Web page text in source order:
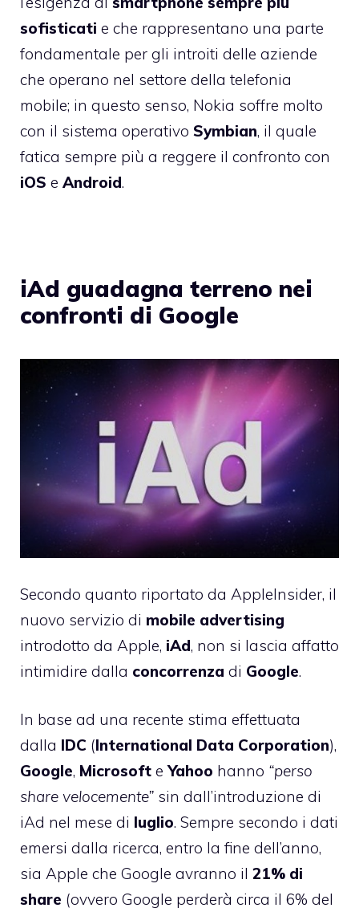
sofisticati e che rappresentano una parte
fondamentale per gli introiti delle aziende
che operano nel settore della telefonia
mobile; in questo senso, Nokia soffre molto
con il sistema operativo Symbian, il quale
fatica sempre più a reggere il confronto con
iOS e Android.
iAd guadagna terreno nei
confronti di Google
Secondo quanto riportato da AppleInsider, il
nuovo servizio di mobile advertising
introdotto da Apple, iAd, non si lascia affatto
intimidire dalla concorrenza di Google.
In base ad una recente stima effettuata
dalla IDC (International Data Corporation),
Google, Microsoft eYahoo hanno “perso
share velocemente” sin dall’introduzione di
iAd nel mese di luglio. Sempre secondo i dati
emersi dalla ricerca, entro la fine dell’anno,
sia Apple che Google avranno il 21% di
share (ovvero Google perderà circa il 6% del